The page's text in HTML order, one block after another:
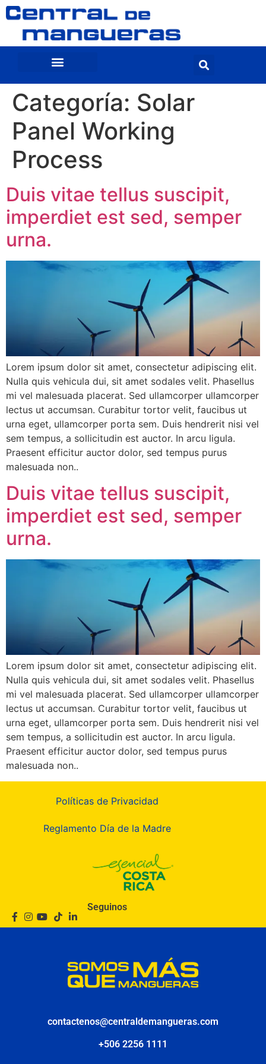
Categoría: Solar
Panel Working
Process
Duis vitae tellus suscipit,
imperdiet est sed, semper
urna.
Lorem ipsum dolor sit amet, consectetur adipiscing elit.
Nulla quis vehicula dui, sit amet sodales velit. Phasellus
mi vel malesuada placerat. Sed ullamcorper ullamcorper
lectus ut accumsan. Curabitur tortor velit, faucibus ut
urna eget, ullamcorper porta sem. Duis hendrerit nisi vel
sem tempus, a sollicitudin est auctor. In arcu ligula.
Praesent efficitur auctor dolor, sed tempus purus
malesuada non..
Duis vitae tellus suscipit,
imperdiet est sed, semper
urna.
Lorem ipsum dolor sit amet, consectetur adipiscing elit.
Nulla quis vehicula dui, sit amet sodales velit. Phasellus
mi vel malesuada placerat. Sed ullamcorper ullamcorper
lectus ut accumsan. Curabitur tortor velit, faucibus ut
urna eget, ullamcorper porta sem. Duis hendrerit nisi vel
sem tempus, a sollicitudin est auctor. In arcu ligula.
Praesent efficitur auctor dolor, sed tempus purus
malesuada non..
Políticas de Privacidad
Reglamento Día de la Madre
Seguinos
contactenos@centraldemangueras.com
+506 2256 1111